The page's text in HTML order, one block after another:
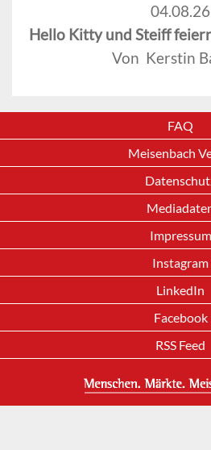
04.08.26
Hello Kitty und Steiff
Von Kerstin
FAQ
Meisenbach
Impressum
Instagram
LinkedIn
Facebook
RSS Feed